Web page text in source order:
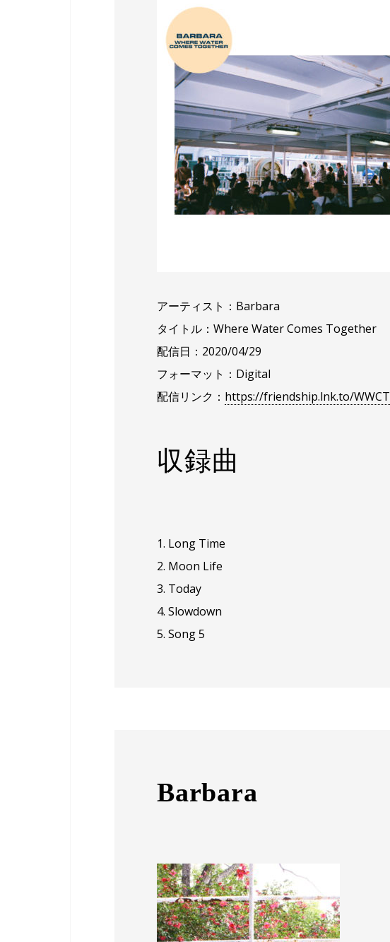
アーティスト：Barbara
タイトル：Where Water Comes Together
配信日：2020/04/29
フォーマット：Digital
配信リンク： https://friendship.lnk.to/WWCT
収録曲
1. Long Time
2. Moon Life
3. Today
4. Slowdown
5. Song 5
Barbara